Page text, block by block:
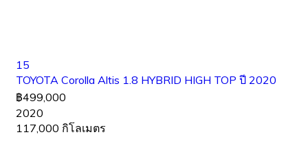
15
TOYOTA​ Corolla Altis 1.8 HYBRID HIGH TOP ปี 2020
฿499,000
2020
117,000 กิโลเมตร